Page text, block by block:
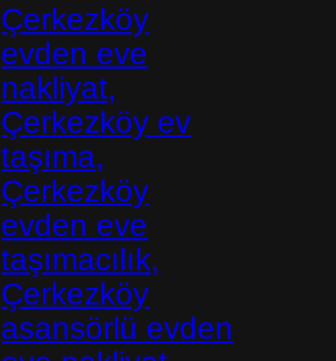
Çerkezköy
evden eve
nakliyat,
Çerkezköy ev
taşıma,
Çerkezköy
evden eve
taşımacılık,
Çerkezköy
asansörlü evden